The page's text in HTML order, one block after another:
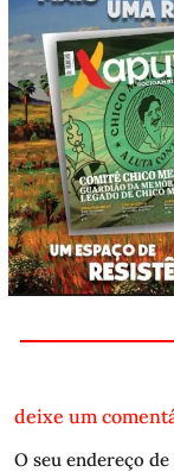
deixe um
O seu endereço